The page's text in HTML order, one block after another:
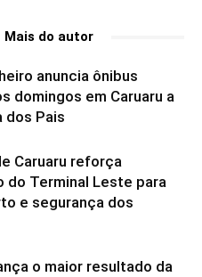
Mais do autor
anuncia ônibus
domingos em Caruaru a
dos Pais
Caruaru reforça
do Terminal Leste para
e segurança dos
o maior resultado da